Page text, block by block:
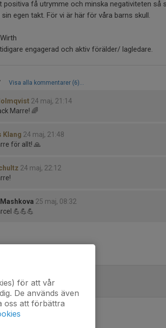
positiva få utrymme och minska negativiteten så
egen takt. För vi är här för våra barns skull.
engagerad och aktiv förälder/ lagledare.
Visa alla kommentarer (6)...
24 maj, 21:14
Marre! 🌈
Klang 24 maj, 21:48
för allt! 🙏
24 maj, 22:12
25 maj, 08:32
💪💪💪
20:12 6
för att vår
De används även
oss att förbättra